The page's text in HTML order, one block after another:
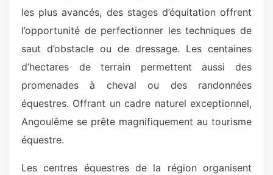
les plus avancés, des stages d’équitation offrent
l’opportunité de perfectionner les techniques de
saut d’obstacle ou de dressage. Les centaines
d’hectares de terrain permettent aussi des
promenades à cheval ou des randonnées
équestres. Offrant un cadre naturel exceptionnel,
Angoulême se prête magnifiquement au tourisme
équestre.
Les centres équestres de la région organisent